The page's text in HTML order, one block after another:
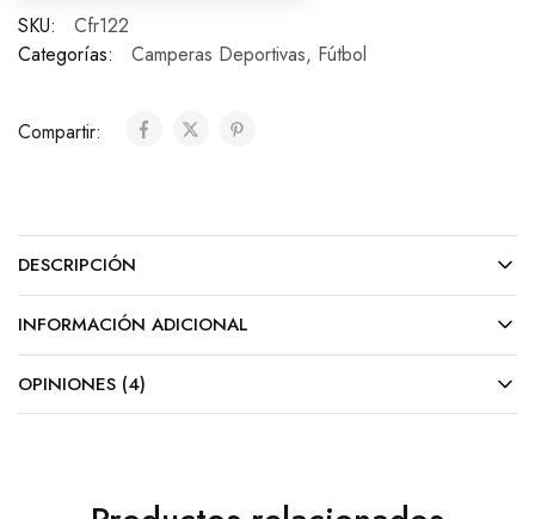
SKU:
Cfr122
Categorías:
Camperas Deportivas, Fútbol
Compartir:
DESCRIPCIÓN
INFORMACIÓN ADICIONAL
OPINIONES (4)